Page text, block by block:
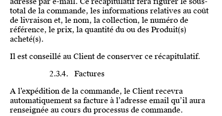
total de la commande, les informations relatives au coût
de livraison et, le nom, la collection, le numéro de
référence, le prix, la quantité du ou des Produit(s)
acheté(s).
Il est conseillé au Client de conserver ce récapitulatif.
2.3.4. Factures
A l’expédition de la commande, le Client recevra
automatiquement sa facture à l’adresse email qu’il aura
renseignée au cours du processus de commande.